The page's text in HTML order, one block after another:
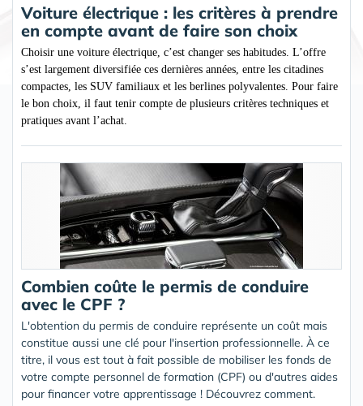
Voiture électrique : les critères à prendre
en compte avant de faire son choix
Choisir une voiture électrique, c’est changer ses habitudes. L’offre
s’est largement diversifiée ces dernières années, entre les citadines
compactes, les SUV familiaux et les berlines polyvalentes. Pour faire
le bon choix, il faut tenir compte de plusieurs critères techniques et
pratiques avant l’achat.
Combien coûte le permis de conduire
avec le CPF ?
L'obtention du permis de conduire représente un coût mais
constitue aussi une clé pour l'insertion professionnelle. À ce
titre, il vous est tout à fait possible de mobiliser les fonds de
votre compte personnel de formation (CPF) ou d'autres aides
pour financer votre apprentissage ! Découvrez comment.